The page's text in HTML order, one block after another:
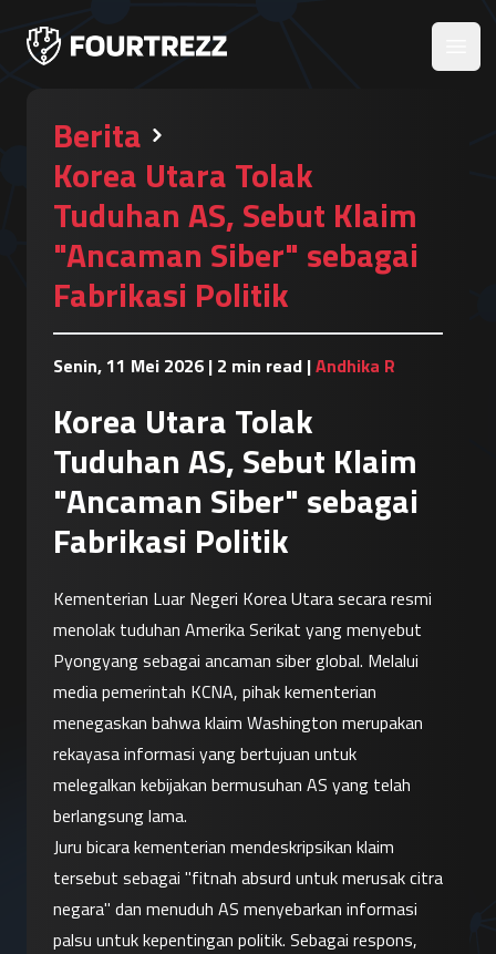
Berita
Korea Utara Tolak
Tuduhan AS, Sebut Klaim
"Ancaman Siber" sebagai
Fabrikasi Politik
Senin, 11 Mei 2026 | 2 min read |Andhika R
Korea Utara Tolak
Tuduhan AS, Sebut Klaim
"Ancaman Siber" sebagai
Fabrikasi Politik
Kementerian Luar Negeri Korea Utara secara resmi
menolak tuduhan Amerika Serikat yang menyebut
Pyongyang sebagai ancaman siber global. Melalui
media pemerintah KCNA, pihak kementerian
menegaskan bahwa klaim Washington merupakan
rekayasa informasi yang bertujuan untuk
melegalkan kebijakan bermusuhan AS yang telah
berlangsung lama.
Juru bicara kementerian mendeskripsikan klaim
tersebut sebagai "fitnah absurd untuk merusak citra
negara" dan menuduh AS menyebarkan informasi
palsu untuk kepentingan politik. Sebagai respons,